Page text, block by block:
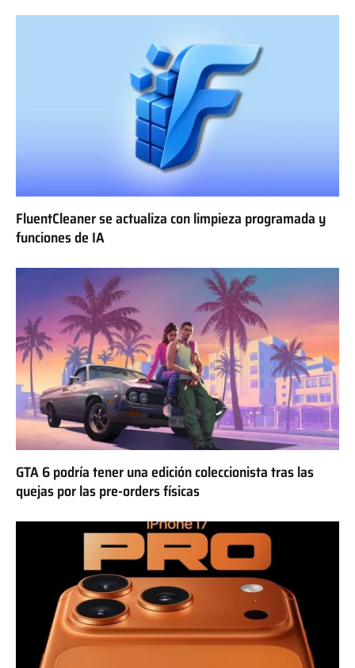
FluentCleaner se actualiza con limpieza programada y
funciones de IA
GTA 6 podría tener una edición coleccionista tras las
quejas por las pre-orders físicas